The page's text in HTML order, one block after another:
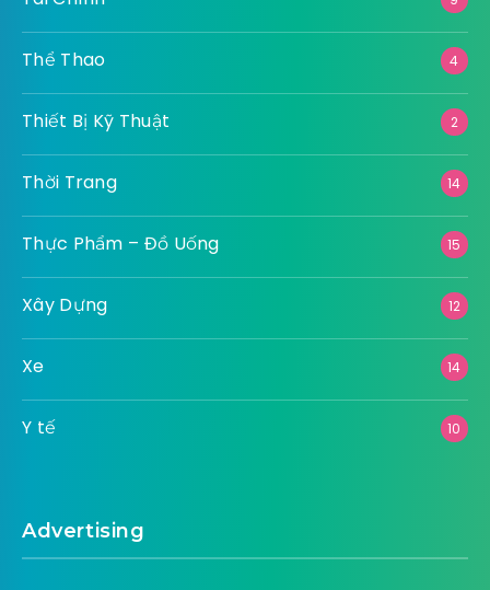
Thể Thao 4
Thiết Bị Kỹ Thuật 2
Thời Trang 14
Thực Phẩm – Đồ Uống 15
Xây Dựng 12
Xe 14
Y tế 10
Advertising